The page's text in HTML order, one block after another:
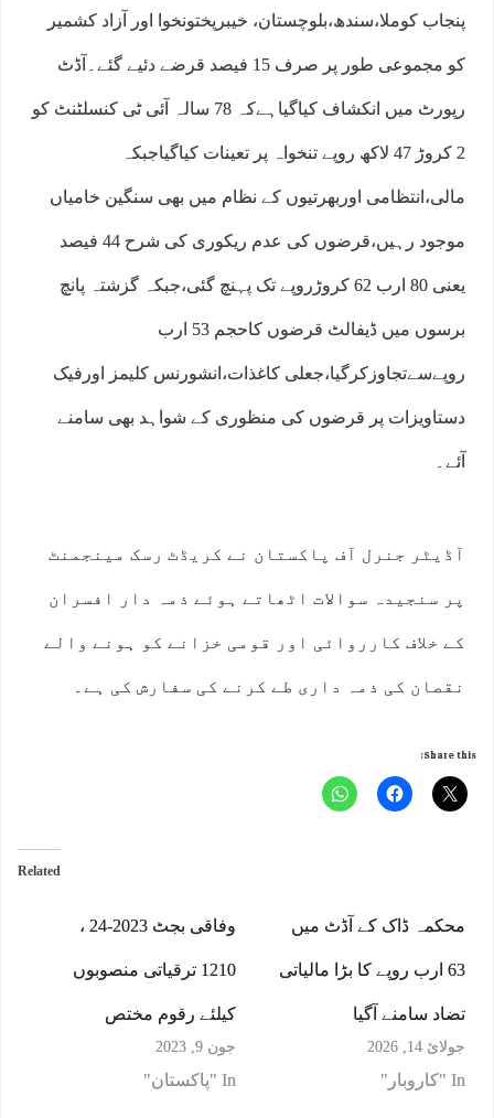
پنجاب کوملا،سندھ،بلوچستان، خیبرپختونخوا اور آزاد کشمیر
کو مجموعی طور پر صرف 15 فیصد قرضے دئیے گئے۔آڈٹ
رپورٹ میں انکشاف کیاگیاہےکہ 78 سالہ آئی ٹی کنسلٹنٹ کو
2 کروڑ 47 لاکھ روپے تنخواہ پر تعینات کیاگیاجبکہ
مالی،انتظامی اوربھرتیوں کے نظام میں بھی سنگین خامیاں
موجود رہیں،قرضوں کی عدم ریکوری کی شرح 44 فیصد
یعنی 80 ارب 62 کروڑروپے تک پہنچ گئی،جبکہ گزشتہ پانچ
برسوں میں ڈیفالٹ قرضوں کاحجم 53 ارب
روپےسےتجاوزکرگیا،جعلی کاغذات،انشورنس کلیمز اورفیک
دستاویزات پر قرضوں کی منظوری کے شواہد بھی سامنے
آئے۔
آڈیٹر جنرل آف پاکستان نے کریڈٹ رسک مینجمنٹ
پر سنجیدہ سوالات اٹھاتے ہوئے ذمہ دار افسران
کے خلاف کارروائی اور قومی خزانے کو ہونے والے
نقصان کی ذمہ داری طے کرنے کی سفارش کی ہے۔
Share this:
Related
وفاقی بجٹ 2023-24 ،
1210 ترقیاتی منصوبوں
کیلئے رقوم مختص
جون 9, 2023
In "پاکستان"
محکمہ ڈاک کے آڈٹ میں
63 ارب روپے کا بڑا مالیاتی
تضاد سامنے آگیا
جولائ 14, 2026
In "کاروبار"